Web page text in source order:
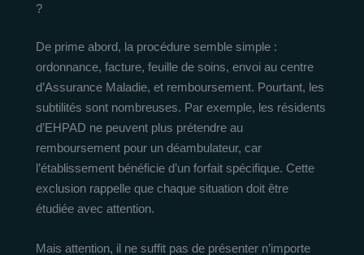
?
De prime abord, la procédure semble simple :
ordonnance, facture, feuille de soins, envoi au centre
d’Assurance Maladie, et remboursement. Pourtant, les
subtilités sont nombreuses. Par exemple, les résidents
d’EHPAD ne peuvent plus prétendre au
remboursement pour un déambulateur, car
l’établissement bénéficie d’un forfait spécifique. Cette
exclusion rappelle que chaque situation doit être
étudiée avec attention.
Mais attention, il ne suffit pas de présenter n’importe